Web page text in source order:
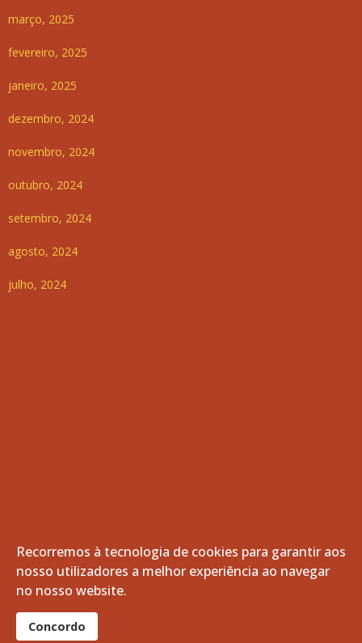
março, 2025
fevereiro, 2025
janeiro, 2025
dezembro, 2024
novembro, 2024
outubro, 2024
setembro, 2024
agosto, 2024
julho, 2024
© 2026 Freguesia de Vila de Frades. Todos os direitos
reservados.
Recorremos à tecnologia de cookies para garantir aos
nosso utilizadores a melhor experiência ao navegar
no nosso website.
Concordo